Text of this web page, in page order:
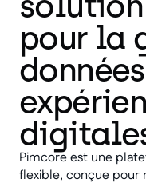
pour la
Pimcore est une
flexible, conçue pour